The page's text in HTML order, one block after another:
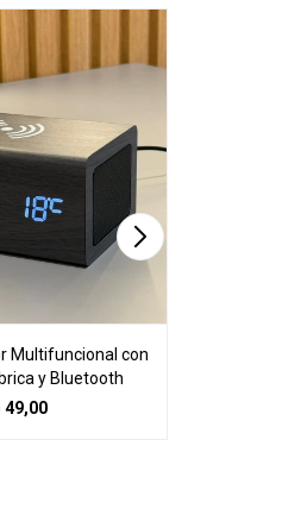
Multifuncional con
y Bluetooth
49,00